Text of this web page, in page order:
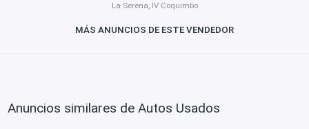
La Serena, IV Coquimbo
MÁS ANUNCIOS DE ESTE VENDEDOR
Anuncios similares de Autos Usados